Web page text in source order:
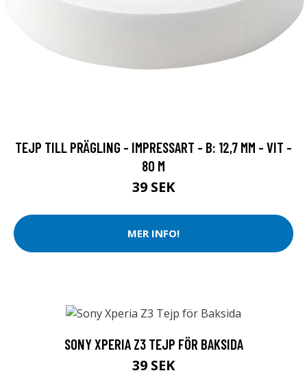
TEJP TILL PRÄGLING - IMPRESSART - B: 12,7 MM - VIT -
80 M
39 SEK
MER INFO!
SONY XPERIA Z3 TEJP FÖR BAKSIDA
39 SEK